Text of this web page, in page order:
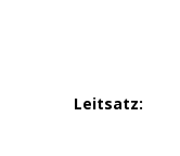
Leitsatz: